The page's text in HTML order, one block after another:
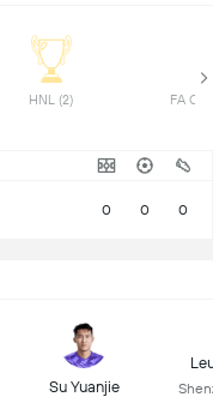
0 0 0
Su Yuanjie